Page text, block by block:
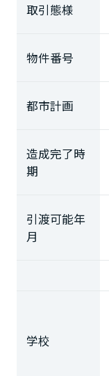
取引態様
物件番号
都市計画
造成完了時
期
引渡可能年
月
学校